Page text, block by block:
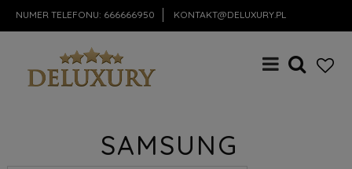
NUMER TELEFONU: 666666950 KONTAKT@DELUXURY.PL
SAMSUNG